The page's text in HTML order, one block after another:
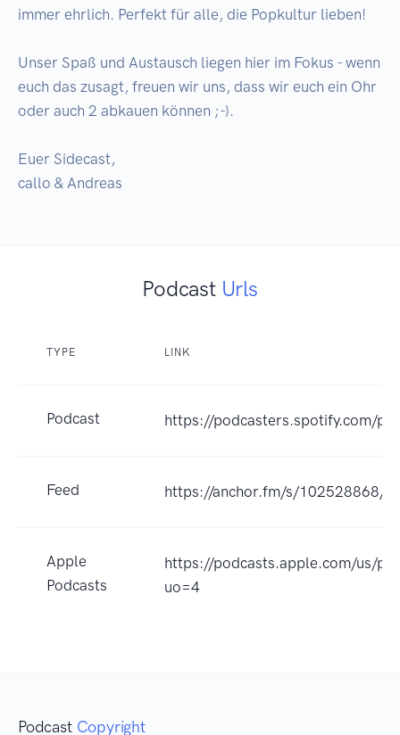
immer ehrlich. Perfekt für alle, die Popkultur lieben!
Unser Spaß und Austausch liegen hier im Fokus - wenn
euch das zusagt, freuen wir uns, dass wir euch ein Ohr
oder auch 2 abkauen können ;-).
Euer Sidecast,
callo & Andreas
Podcast Urls
TYPE LINK
Podcast https://podcasters.spotify.com/
Feed https://anchor.fm/s/102528868/
Apple
Podcasts
https://podcasts.apple.com/us/
uo=4
Podcast Copyright